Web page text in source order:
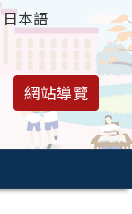
日本語
網站導覽